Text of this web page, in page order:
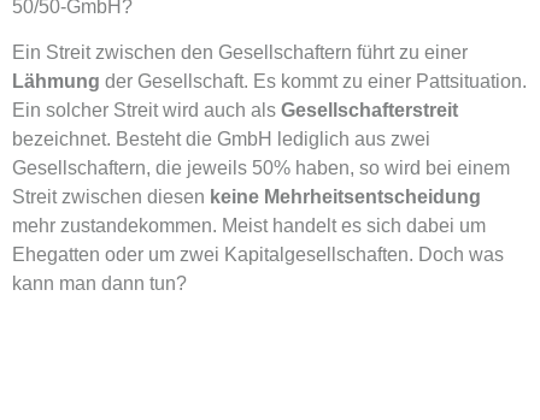
50/50-GmbH?
Ein Streit zwischen den Gesellschaftern führt zu einer
Lähmung der Gesellschaft. Es kommt zu einer Pattsituation.
Ein solcher Streit wird auch als Gesellschafterstreit
bezeichnet. Besteht die GmbH lediglich aus zwei
Gesellschaftern, die jeweils 50% haben, so wird bei einem
Streit zwischen diesen keine Mehrheitsentscheidung
mehr zustandekommen. Meist handelt es sich dabei um
Ehegatten oder um zwei Kapitalgesellschaften. Doch was
kann man dann tun?